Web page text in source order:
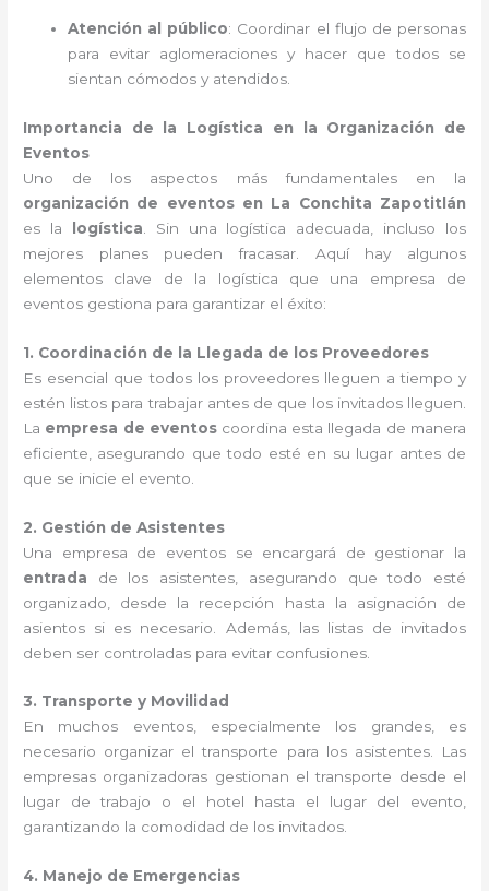
Atención al público: Coordinar el flujo de personas
para evitar aglomeraciones y hacer que todos se
sientan cómodos y atendidos.
Importancia de la Logística en la Organización de
Eventos
Uno de los aspectos más fundamentales en la
organización de eventos en La Conchita Zapotitlán
es la
logística . Sin una logística adecuada, incluso los
mejores planes pueden fracasar. Aquí hay algunos
elementos clave de la logística que una empresa de
eventos gestiona para garantizar el éxito:
1. Coordinación de la Llegada de los Proveedores
Es esencial que todos los proveedores lleguen a tiempo y
estén listos para trabajar antes de que los invitados lleguen.
La empresa de eventoscoordina esta llegada de manera
eficiente, asegurando que todo esté en su lugar antes de
que se inicie el evento.
2. Gestión de Asistentes
Una empresa de eventos se encargará de gestionar la
entrada de los asistentes, asegurando que todo esté
organizado, desde la recepción hasta la asignación de
asientos si es necesario. Además, las listas de invitados
deben ser controladas para evitar confusiones.
3. Transporte y Movilidad
En muchos eventos, especialmente los grandes, es
necesario organizar el transporte para los asistentes. Las
empresas organizadoras gestionan el transporte desde el
lugar de trabajo o el hotel hasta el lugar del evento,
garantizando la comodidad de los invitados.
4. Manejo de Emergencias